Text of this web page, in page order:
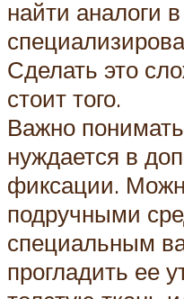
найти аналоги в
Сделать это
стоит того.
Важно
нуждается в
фиксации.
подручными
специальным
прогладить ее